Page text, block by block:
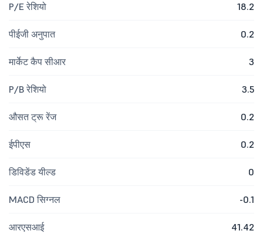
P/E रेशियो 18.2
पीईजी अनुपात 0.2
मार्केट कैप सीआर 3
P/B रेशियो 3.5
औसत ट्रू रेंज 0.2
ईपीएस 0.2
डिविडेंड यील्ड 0
MACD सिग्नल -0.1
आरएसआई 41.42